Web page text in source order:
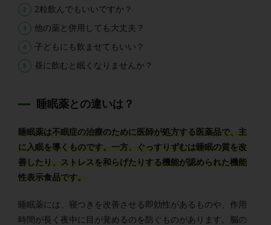
2粒飲んでもいいですか？
他の薬と併用しても大丈夫？
子どもにも飲ませてもいい？
昼に飲むと眠くなりませんか？
睡眠薬との違いは？
睡眠薬は不眠症の治療のために医師が処方する医薬品で、主
に入眠を導くものです。一方、ぐっすりずむは睡眠の質を改
善したり、ストレスを和らげたりする機能が認められた機能
性表示食品です。
睡眠薬には、寝つきを改善させる即効性があるものや、作用
時間が長く夜中に目が覚めるのを防ぐものがあります。脳の